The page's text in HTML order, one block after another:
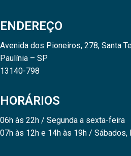
ENDEREÇO
Avenida dos Pioneiros, 278, Santa
Paulínia – SP
13140-798
HORÁRIOS
06h às 22h / Segunda a sexta-feira
07h às 12h e 14h às 19h /